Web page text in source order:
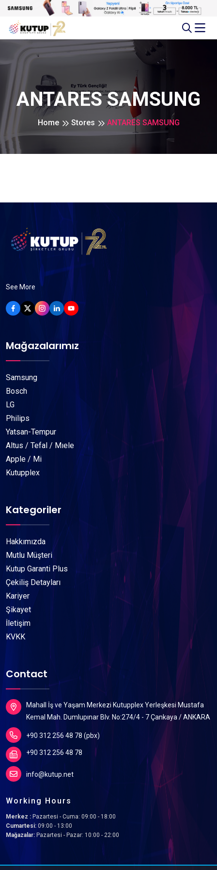
ANTARES SAMSUNG
Home Stores ANTARES SAMSUNG
See More
Mağazalarımız
Samsung
Bosch
LG
Philips
Yatsan-Tempur
Altus / Tefal / Mıele
Apple / Mi
Kutupplex
Kategoriler
Hakkımızda
Mutlu Müşteri
Kutup Garanti Plus
Çekiliş Detayları
Kariyer
Şikayet
İletişim
KVKK
Contact
Mahall İş ve Yaşam Merkezi Kutupplex Yerleşkesi Mustafa
Kemal Mah. Dumlupınar Blv. No:274/4 - 7 Çankaya / ANKARA
+90 312 256 48 78 (pbx)
+90 312 256 48 78
info@kutup.net
Working Hours
Merkez : Pazartesi - Cuma: 09:00 - 18:00
Cumartesi: 09:00 - 13:00
Mağazalar: Pazartesi - Pazar: 10:00 - 22:00